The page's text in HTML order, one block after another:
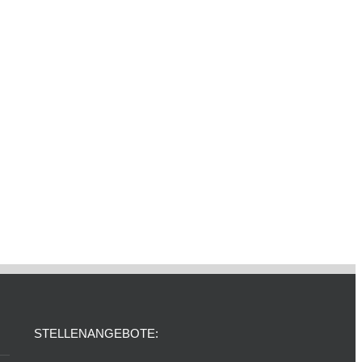
STELLENANGEBOTE: